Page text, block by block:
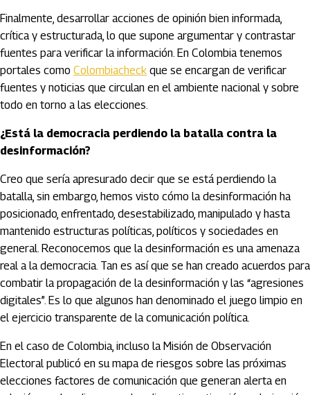
Finalmente, desarrollar acciones de opinión bien informada,
crítica y estructurada, lo que supone argumentar y contrastar
fuentes para verificar la información. En Colombia tenemos
portales como Colombiacheck que se encargan de verificar
fuentes y noticias que circulan en el ambiente nacional y sobre
todo en torno a las elecciones.
¿Está la democracia perdiendo la batalla contra la
desinformación?
Creo que sería apresurado decir que se está perdiendo la
batalla, sin embargo, hemos visto cómo la desinformación ha
posicionado, enfrentado, desestabilizado, manipulado y hasta
mantenido estructuras políticas, políticos y sociedades en
general. Reconocemos que la desinformación es una amenaza
real a la democracia. Tan es así que se han creado acuerdos para
combatir la propagación de la desinformación y las “agresiones
digitales”. Es lo que algunos han denominado el juego limpio en
el ejercicio transparente de la comunicación política.
En el caso de Colombia, incluso la Misión de Observación
Electoral publicó en su mapa de riesgos sobre las próximas
elecciones factores de comunicación que generan alerta en